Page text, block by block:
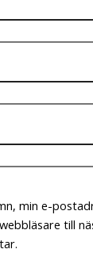
min e-
till